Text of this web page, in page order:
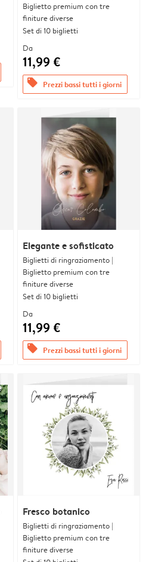
Biglietto premium con tre
finiture diverse
Set di 10 biglietti
Da
11,99 €
offers Prezzi bassi tutti i giorni
Elegante e sofisticato
Biglietti di ringraziamento |
Biglietto premium con tre
finiture diverse
Set di 10 biglietti
Da
11,99 €
offers Prezzi bassi tutti i giorni
Fresco botanico
Biglietti di ringraziamento |
Biglietto premium con tre
finiture diverse